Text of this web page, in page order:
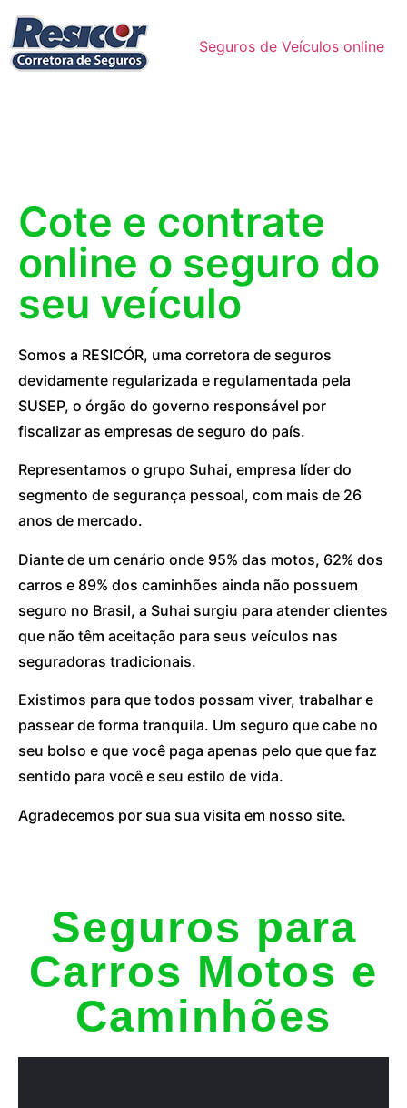
Seguros de Veículos online
Cote e contrate
online o seguro do
seu veículo
Somos a RESICÓR, uma corretora de seguros
devidamente regularizada e regulamentada pela
SUSEP, o órgão do governo responsável por
fiscalizar as empresas de seguro do país.
Representamos o grupo Suhai, empresa líder do
segmento de segurança pessoal, com mais de 26
anos de mercado.
Diante de um cenário onde 95% das motos, 62% dos
carros e 89% dos caminhões ainda não possuem
seguro no Brasil, a Suhai surgiu para atender clientes
que não têm aceitação para seus veículos nas
seguradoras tradicionais.
Existimos para que todos possam viver, trabalhar e
passear de forma tranquila. Um seguro que cabe no
seu bolso e que você paga apenas pelo que que faz
sentido para você e seu estilo de vida.
Agradecemos por sua sua visita em nosso site.
Seguros para
Carros Motos e
Caminhões